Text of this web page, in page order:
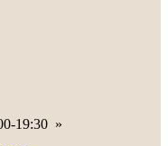
19:30 »